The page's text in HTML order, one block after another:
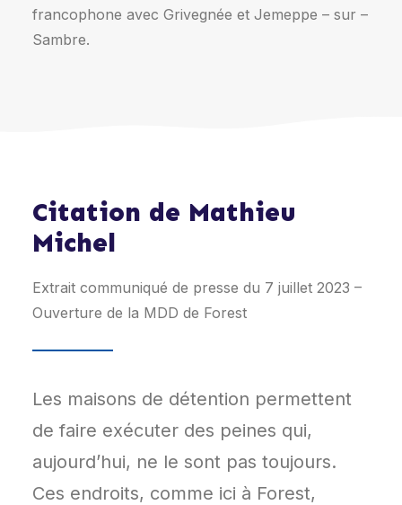
francophone avec Grivegnée et Jemeppe – sur –
Sambre.
Citation de Mathieu
Michel
Extrait communiqué de presse du 7 juillet 2023 –
Ouverture de la MDD de Forest
Les maisons de détention permettent
de faire exécuter des peines qui,
aujourd’hui, ne le sont pas toujours.
Ces endroits, comme ici à Forest,